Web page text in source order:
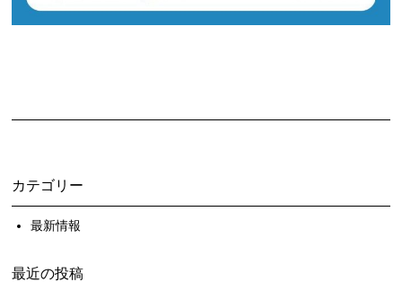
カテゴリー
最新情報
最近の投稿